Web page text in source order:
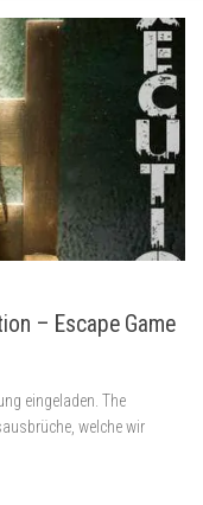
– Escape Game
eingeladen. The
welche wir